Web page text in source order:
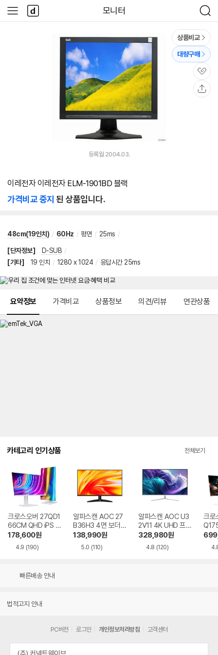
모니터
검
색
사
이
다
나
와
상품비교
대량구매
관
심
등록월 2004.03.
이레전자 이레전자 ELM-1901BD 블랙
가격비교 중지 된 상품입니다.
48cm(19인치) / 60Hz / 평면 / 25ms /
[단자정보] D-SUB /
[기타]
19 인치 / 1280 x 1024 / 응답시간 25ms
요약정보 가격비교 상품정보 의견/리뷰 연관상품
카테고리 인기상품 전체보기
크로스오버 27QD1
66CM QHD iPS U
SB-C 화이트 Ai 멀
티스탠드
178,600원
4.9 (190)
알파스캔 AOC 27
B36H3 4면 보더리
스 IPS 120 시력보
호 무결점
138,990원
5.0 (110)
알파스캔 AOC U3
2V11 4K UHD 프리
싱크 HDR 시력보호
무결점
328,980원
4.8 (120)
크로
Ai
빠른배송 안내
법적고지 안내
PC버전 로그인 개인정보처리방침 고객센터